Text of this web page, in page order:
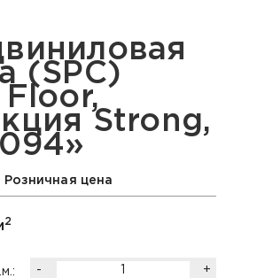
(SPC)
Floor,
Strong,
Розничная цена
2
- +